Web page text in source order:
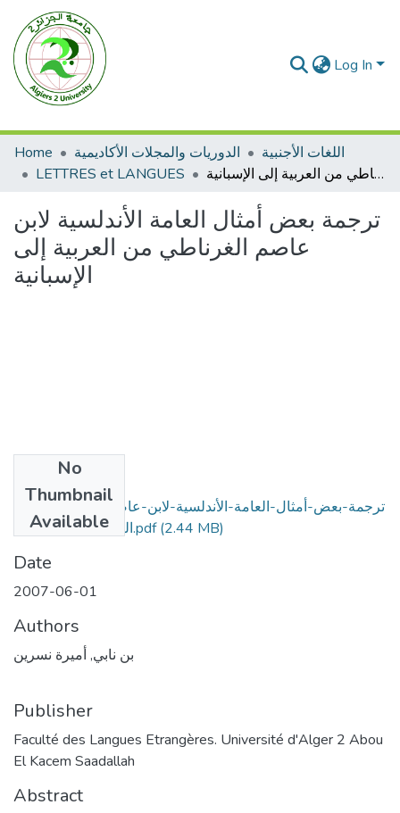
Log In
Home الدوريات والمجلات الأكاديمية
اللغات الأجنبية
LETTRES et LANGUES
ترجمة بعض أمثال العامة الأندلسية لابن عاصم الغرناطي من العربية إلى الإسبانية
ترجمة بعض أمثال العامة الأندلسية لابن
عاصم الغرناطي من العربية إلى
الإسبانية
No
Thumbnail
Available
ترجمة-بعض-أمثال-العامة-الأندلسية-لابن-عاصم-الغرناطي-من-
العربية-إلى-الإسبانية.pdf(2.44 MB)
Date
2007-06-01
Authors
بن نابي, أميرة نسرين
Publisher
Faculté des Langues Etrangères. Université d'Alger 2 Abou
El Kacem Saadallah
Abstract